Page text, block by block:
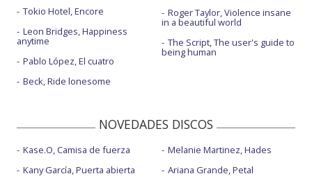
Tokio Hotel, Encore
Leon Bridges, Happiness
anytime
Pablo López, El cuatro
Beck, Ride lonesome
Roger Taylor, Violence insane
in a beautiful world
The Script, The user's guide to
being human
NOVEDADES DISCOS
Kase.O, Camisa de fuerza
Kany García, Puerta abierta
Melanie Martinez, Hades
Ariana Grande, Petal